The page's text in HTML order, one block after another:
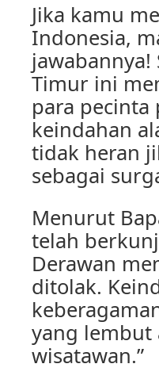
Jika kamu
Indonesia,
Timur ini
para pecinta
keindahan
tidak heran
sebagai
Menurut
telah
Derawan
ditolak.
yang lembut
wisatawan.”